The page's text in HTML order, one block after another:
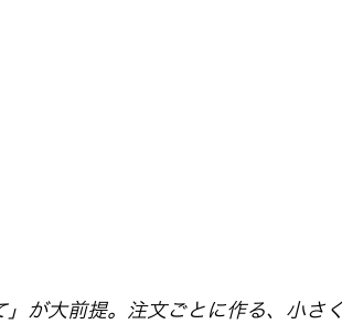
」が大前提。注文ごとに作る、小さ